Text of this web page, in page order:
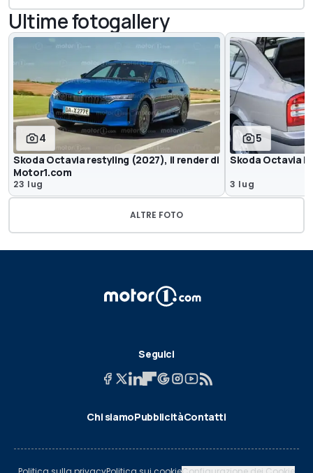
Ultime fotogallery
4
Skoda Octavia restyling (2027), il render di
Motor1.com
23 lug
5
Skoda Octavia I
3 lug
ALTRE FOTO
Seguici
Chi siamoPubblicitàContatti